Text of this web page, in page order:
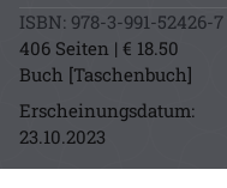
ISBN: 978-3-991-52426-7
406 Seiten | € 18.50
Buch [Taschenbuch]
Erscheinungsdatum:
23.10.2023